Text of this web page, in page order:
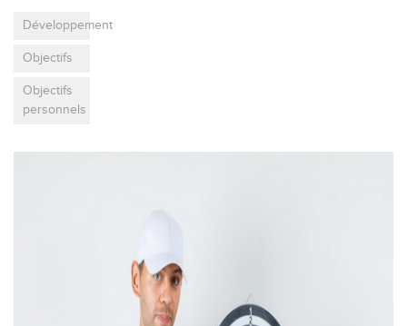
Développement
Objectifs
Objectifs
personnels